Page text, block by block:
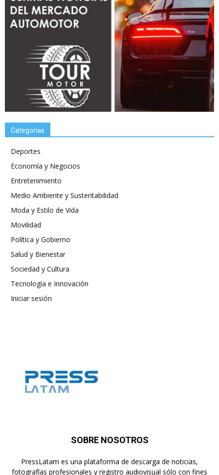
Categorías
Deportes
Economía y Negocios
Entretenimiento
Medio Ambiente y Sustentabilidad
Moda y Estilo de Vida
Movilidad
Política y Gobierno
Salud y Bienestar
Sociedad y Cultura
Tecnología e Innovación
Iniciar sesión
SOBRE NOSOTROS
PressLatam es una plataforma de descarga de noticias,
fotografías profesionales y registro audiovisual sólo con fines